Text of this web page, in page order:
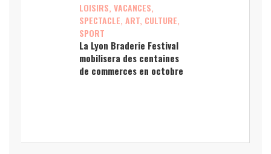
LOISIRS, VACANCES,
SPECTACLE, ART, CULTURE,
SPORT
La Lyon Braderie Festival
mobilisera des centaines
de commerces en octobre